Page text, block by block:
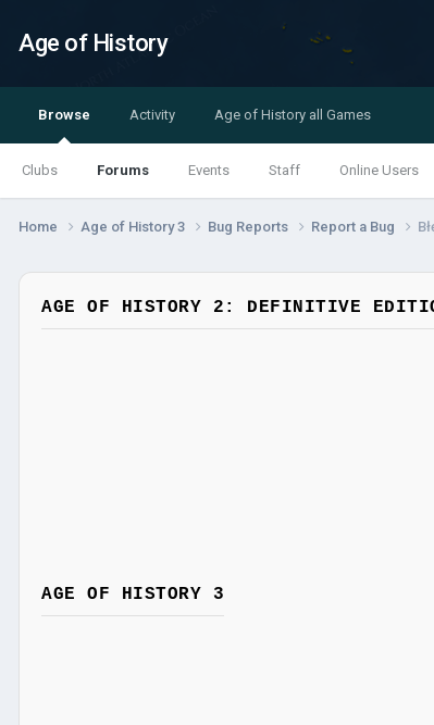
Age of History
Browse
Clubs Forums Events Staff Online Users
Activity Age of History all Games
Home Age of History 3 Bug Reports Report a Bug
AGE OF HISTORY 2: DEFINITIVE
AGE OF HISTORY 3